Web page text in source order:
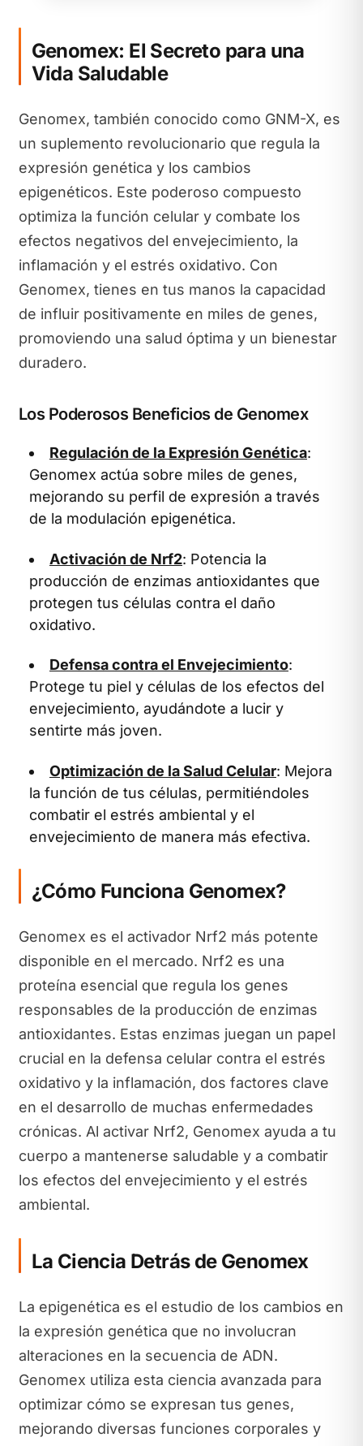
Genomex: El Secreto para una
Vida Saludable
Genomex, también conocido como GNM-X, es
un suplemento revolucionario que regula la
expresión genética y los cambios
epigenéticos. Este poderoso compuesto
optimiza la función celular y combate los
efectos negativos del envejecimiento, la
inflamación y el estrés oxidativo. Con
Genomex, tienes en tus manos la capacidad
de influir positivamente en miles de genes,
promoviendo una salud óptima y un bienestar
duradero.
Los Poderosos Beneficios de Genomex
Regulación de la Expresión Genética:
Genomex actúa sobre miles de genes,
mejorando su perfil de expresión a través
de la modulación epigenética.
Activación de Nrf2: Potencia la
producción de enzimas antioxidantes que
protegen tus células contra el daño
oxidativo.
Defensa contra el Envejecimiento:
Protege tu piel y células de los efectos del
envejecimiento, ayudándote a lucir y
sentirte más joven.
Optimización de la Salud Celular: Mejora
la función de tus células, permitiéndoles
combatir el estrés ambiental y el
envejecimiento de manera más efectiva.
¿Cómo Funciona Genomex?
Genomex es el activador Nrf2 más potente
disponible en el mercado. Nrf2 es una
proteína esencial que regula los genes
responsables de la producción de enzimas
antioxidantes. Estas enzimas juegan un papel
crucial en la defensa celular contra el estrés
oxidativo y la inflamación, dos factores clave
en el desarrollo de muchas enfermedades
crónicas. Al activar Nrf2, Genomex ayuda a tu
cuerpo a mantenerse saludable y a combatir
los efectos del envejecimiento y el estrés
ambiental.
La Ciencia Detrás de Genomex
La epigenética es el estudio de los cambios en
la expresión genética que no involucran
alteraciones en la secuencia de ADN.
Genomex utiliza esta ciencia avanzada para
optimizar cómo se expresan tus genes,
mejorando diversas funciones corporales y